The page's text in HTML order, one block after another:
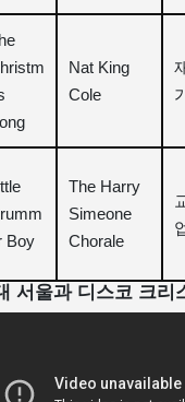
Nat King
Cole
Boy
The Harry
Simeone
Chorale
서울과 디스코 크리